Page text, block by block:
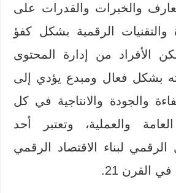
والخبرات والقدرات على
والتقنيات الرقمية بشكل كفؤ
الأفراد من إدارة المحتوى
بشكل فعال ومبدع يؤدي إلى
والجودة والانتاجية في كل
والعملية، وتعتبر أحد
لبناء الاقتصاد الرقمي
القرن 21.